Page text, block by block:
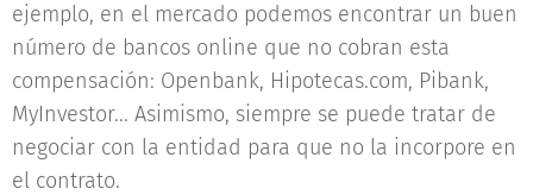
ejemplo, en el mercado podemos encontrar un buen
número de bancos online que no cobran esta
compensación: Openbank, Hipotecas.com, Pibank,
MyInvestor... Asimismo, siempre se puede tratar de
negociar con la entidad para que no la incorpore en
el contrato.